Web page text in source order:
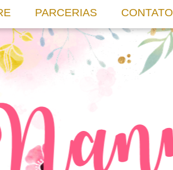
PARCERIAS CONTATO